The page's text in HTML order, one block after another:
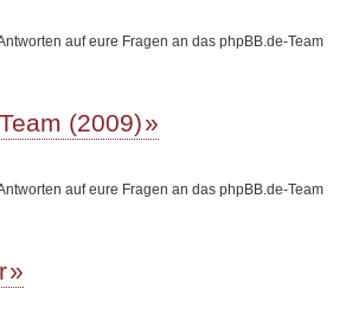
auf eure Fragen an das phpBB.de-Team
(2009)
auf eure Fragen an das phpBB.de-Team